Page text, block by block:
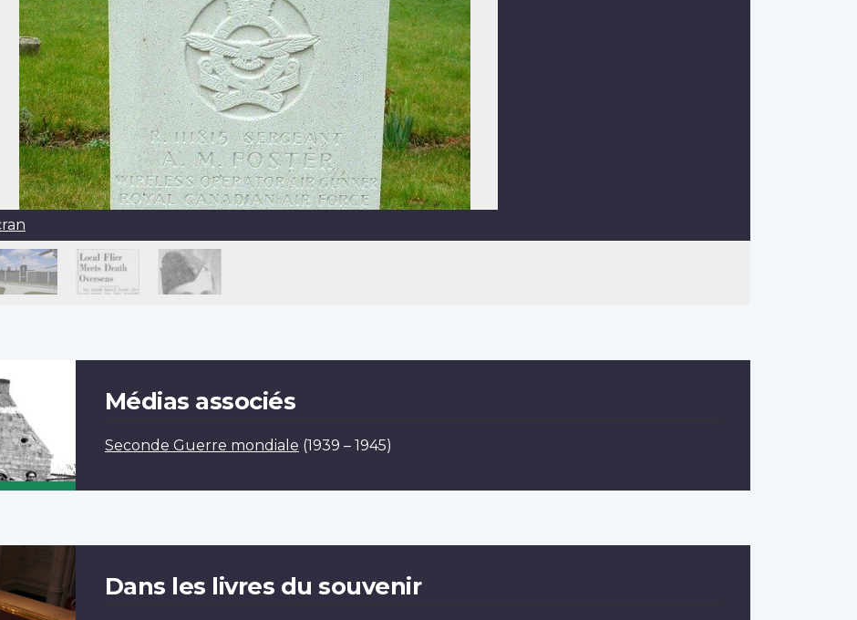
Médias associés
Seconde Guerre mondiale (1939 – 1945)
Dans les livres du souvenir